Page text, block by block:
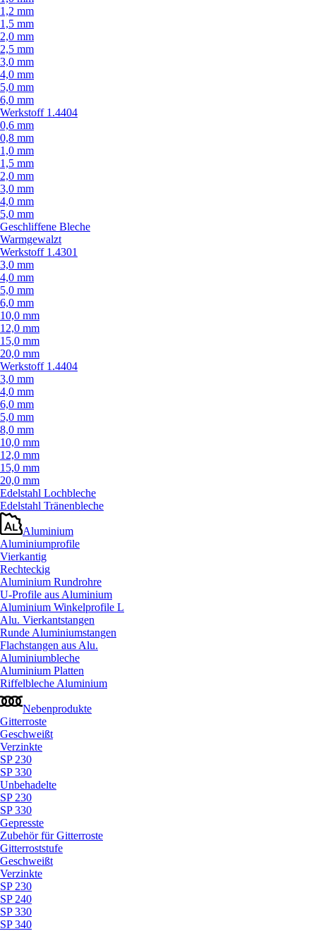
1,2 mm
1,5 mm
2,0 mm
2,5 mm
3,0 mm
4,0 mm
5,0 mm
6,0 mm
Werkstoff 1.4404
0,6 mm
0,8 mm
1,0 mm
1,5 mm
2,0 mm
3,0 mm
4,0 mm
5,0 mm
Geschliffene Bleche
Warmgewalzt
Werkstoff 1.4301
3,0 mm
4,0 mm
5,0 mm
6,0 mm
10,0 mm
12,0 mm
15,0 mm
20,0 mm
Werkstoff 1.4404
3,0 mm
4,0 mm
6,0 mm
5,0 mm
8,0 mm
10,0 mm
12,0 mm
15,0 mm
20,0 mm
Edelstahl Lochbleche
Edelstahl Tränenbleche
Aluminium
Aluminiumprofile
Vierkantig
Rechteckig
Aluminium Rundrohre
U-Profile aus Aluminium
Aluminium Winkelprofile L
Alu. Vierkantstangen
Runde Aluminiumstangen
Flachstangen aus Alu.
Aluminiumbleche
Aluminium Platten
Riffelbleche Aluminium
Nebenprodukte
Gitterroste
Geschweißt
Verzinkte
SP 230
SP 330
Unbehadelte
SP 230
SP 330
Gepresste
Zubehör für Gitterroste
Gitterroststufe
Geschweißt
Verzinkte
SP 230
SP 240
SP 330
SP 340